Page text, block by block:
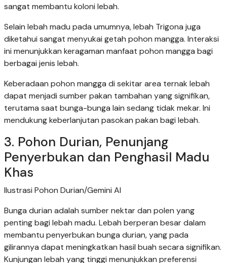
sangat membantu koloni lebah.
Selain lebah madu pada umumnya, lebah Trigona juga
diketahui sangat menyukai getah pohon mangga. Interaksi
ini menunjukkan keragaman manfaat pohon mangga bagi
berbagai jenis lebah.
Keberadaan pohon mangga di sekitar area ternak lebah
dapat menjadi sumber pakan tambahan yang signifikan,
terutama saat bunga-bunga lain sedang tidak mekar. Ini
mendukung keberlanjutan pasokan pakan bagi lebah.
3. Pohon Durian, Penunjang
Penyerbukan dan Penghasil Madu
Khas
Ilustrasi Pohon Durian/Gemini AI
Bunga durian adalah sumber nektar dan polen yang
penting bagi lebah madu. Lebah berperan besar dalam
membantu penyerbukan bunga durian, yang pada
gilirannya dapat meningkatkan hasil buah secara signifikan.
Kunjungan lebah yang tinggi menunjukkan preferensi